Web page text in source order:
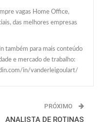
vagas Home Office,
das melhores empresas
também para mais conteúdo
e mercado de trabalho:
in/vanderleigoulart/
PRÓXIMO
ANALISTA DE ROTINAS